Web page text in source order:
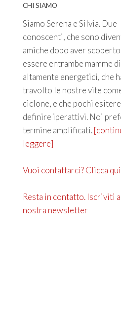
CHI SIAMO
Siamo Serena e Silvia. Due
conoscenti, che sono
amiche dopo aver
essere entrambe mamme
altamente energetici, che
travolto le nostre vite
ciclone, e che pochi
definire iperattivi. Noi
termine amplificati.
leggere]
Vuoi contattarci? Clicca qui
Resta in contatto. Iscriviti
nostra newsletter